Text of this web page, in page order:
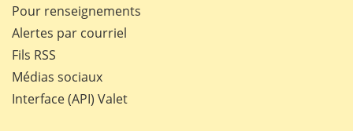
Pour renseignements
Alertes par courriel
Fils RSS
Médias sociaux
Interface (API) Valet